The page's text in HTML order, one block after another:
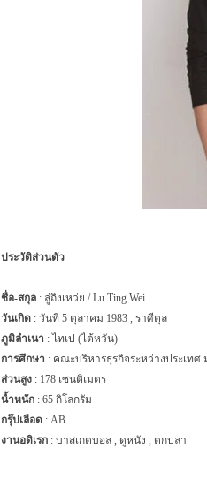
ประวัติส่วนตัว
ชื่อ-สกุล : ลู่ถิงเหว่ย /Lu Ting Wei
วันเกิด : วันที่ 5 ตุลาคม 1983 , ราศีตุล
ภูมิลำเนา : ไทเป (ไต้หวัน)
การศึกษา : คณะบริหารธุรกิจระหว่างประเท
ส่วนสูง : 178 เซนติเมตร
น้ำหนัก : 65 กิโลกรัม
กรุ๊ปเลือด : AB
งานอดิเรก : บาสเกตบอล , ดูหนัง , ตกปลา